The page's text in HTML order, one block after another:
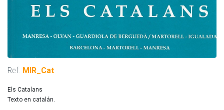
Ref. MIR_Cat
Els Catalans
Texto en catalán.